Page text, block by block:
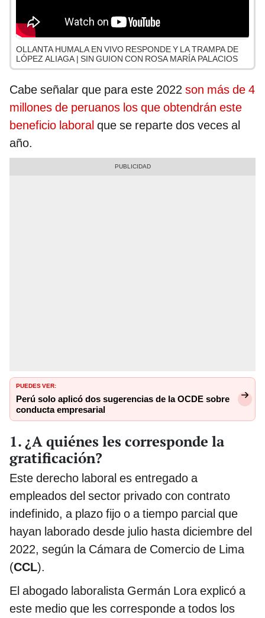
OLLANTA HUMALA EN VIVO RESPONDE Y LA TRAMPA DE
LÓPEZ ALIAGA | SIN GUION CON ROSA MARÍA PALACIOS
Cabe señalar que para este 2022 son más de 4
millones de peruanos los que obtendrán este
beneficio laboral que se reparte dos veces al
año.
PUEDES VER:
Perú solo aplicó dos sugerencias de la OCDE sobre
conducta empresarial
1. ¿A quiénes les corresponde la
gratificación?
Este derecho laboral es entregado a
empleados del sector privado con contrato
indefinido, a plazo fijo o a tiempo parcial que
hayan laborado desde julio hasta diciembre del
2022, según la Cámara de Comercio de Lima
(CCL).
El abogado laboralista Germán Lora explicó a
este medio que les corresponde a todos los